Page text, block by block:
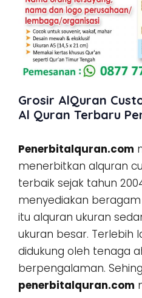
Grosir AlQuran
Al Quran Terbaru
Penerbitalquran.com
menerbitkan alquran
terbaik sejak tahun
menyediakan
itu alquran ukuran
ukuran besar. Terlebih
didukung oleh tenaga
berpengalaman.
penerbitalquran.com